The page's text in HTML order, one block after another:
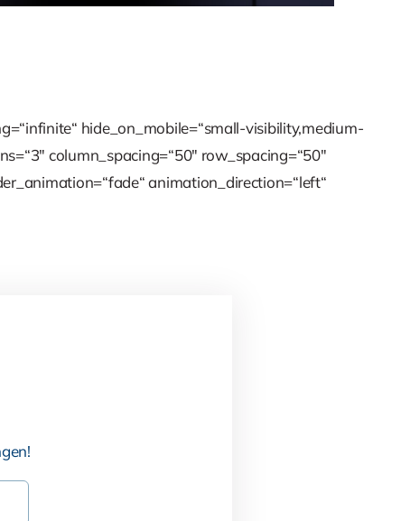
hide_on_mobile=“small-visibility,medium-
column_spacing=“50″ row_spacing=“50″
animation_direction=“left“